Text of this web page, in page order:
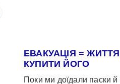
ЕВАКУАЦІЯ =
КУПИТИ ЙОГО
Поки ми доїдали паски